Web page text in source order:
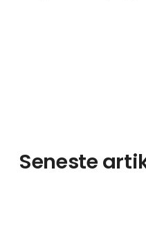
Seneste